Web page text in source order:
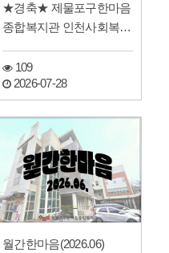
★경축★ 제물포구한마음
종합복지관 인천사회복지
정109
2026-07-28
월간한마음(2026.06)